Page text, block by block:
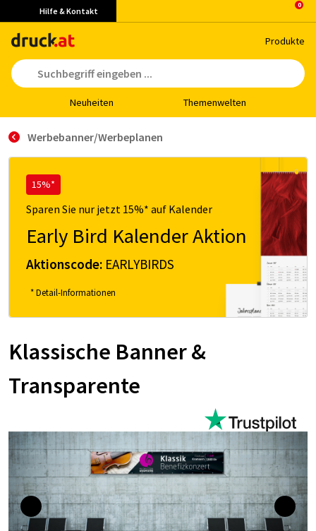
Hilfe & Kontakt
Pro­duk­te
Neu­hei­ten The­men­wel­ten
Werbebanner/Werbeplanen
15%*
Sparen Sie nur jetzt 15%* auf Kalender
Early Bird Kalender Aktion
Aktionscode: EARLYBIRDS
* Detail-Informationen
Klassische Banner &
Transparente